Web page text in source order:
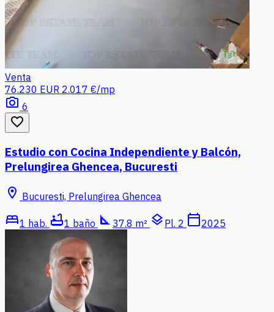
Venta
76.230 EUR 2.017 €/mp
photo_camera 6
favorite_border
Estudio con Cocina Independiente y Balcón,
Prelungirea Ghencea, Bucuresti
location_on Bucuresti, Prelungirea Ghencea
bed1 hab. bathtub1 baño square_foot 37.8 m² layers Pl. 2 calendar_today2025